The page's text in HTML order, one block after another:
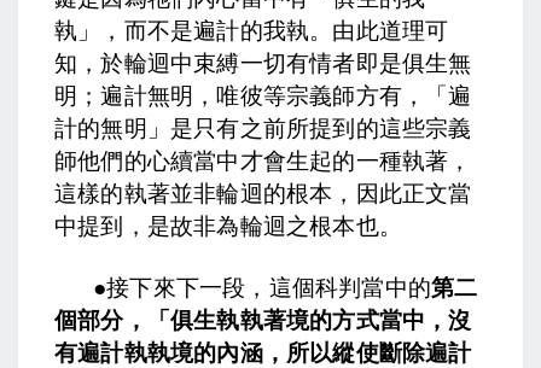
執」，而不是遍計的我執。 由此道理可
知，於輪迴中束縛一切有情者即是俱生無
明；遍計無明，唯彼等宗義師方有，「遍
計的無明」是只有之前所提到的這些宗義
師他們的心續當中才會生起的一種執著，
這樣的執著並非輪迴的根本，因此正文當
中提到， 是故非為輪迴之根本也。
●接下來下一段，這個科判當中的第二
個部分，「俱生執執著境的方式當中，沒
有遍計執執境的內涵，所以縱使斷除遍計